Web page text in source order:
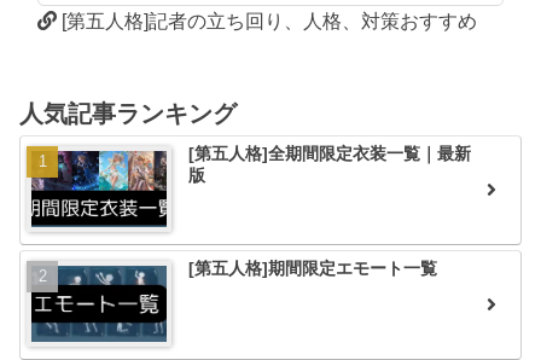
[第五人格]記者の立ち回り、人格、対策おすすめ
人気記事ランキング
[第五人格]全期間限定衣装一覧｜最新
版
[第五人格]期間限定エモート一覧